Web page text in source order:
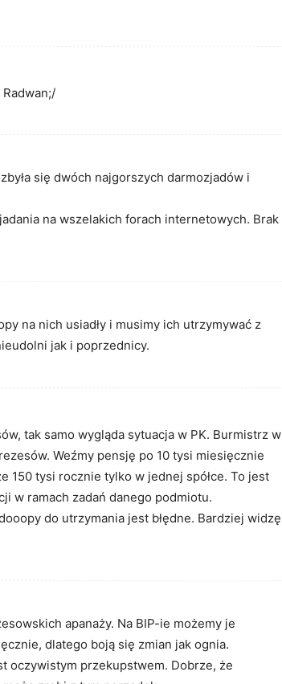
się dwóch najgorszych darmozjadów i
na wszelakich forach internetowych. Brak
na nich usiadły i musimy ich utrzymywać z
jak i poprzednicy.
tak samo wygląda sytuacja w PK. Burmistrz w
Weźmy pensję po 10 tysi miesięcznie
150 tysi rocznie tylko w jednej spółce. To jest
w ramach zadań danego podmiotu.
do utrzymania jest błędne. Bardziej widzę
apanaży. Na BIP-ie możemy je
dlatego boją się zmian jak ognia.
oczywistym przekupstwem. Dobrze, że